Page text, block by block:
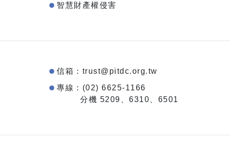
智慧財產權侵害
信箱：trust@pitdc.org.tw
專線：(02) 6625‑1166
分機 5209、6310、6501